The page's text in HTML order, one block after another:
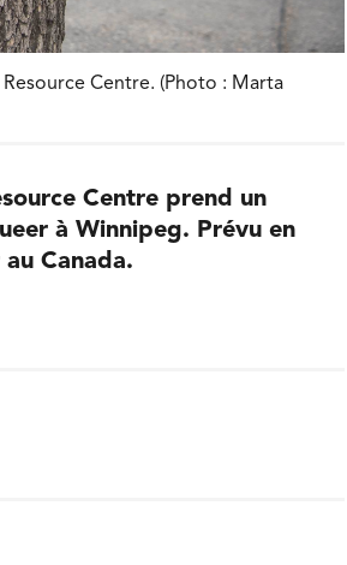
Centre. (Photo : Marta
Centre prend un
à Winnipeg. Prévu en
Canada.